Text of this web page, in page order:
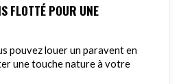
FLOTTÉ POUR UNE
pouvez louer un paravent en
une touche nature à votre